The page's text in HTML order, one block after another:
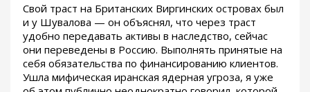
Свой траст на Британских Виргинских островах был
и у Шувалова — он объяснял, что через траст
удобно передавать активы в наследство, сейчас
они переведены в Россию. Выполнять принятые на
себя обязательства по финансированию клиентов.
Ушла мифическая иранская ядерная угроза, я уже